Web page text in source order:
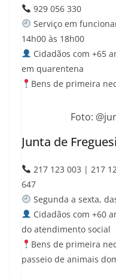
929 056 330
Serviço em
14h00 às 18h00
Cidadãos com +65
em quarentena
Bens de primeira
Foto:
Junta de
217 123 003 | 217
647
Segunda a sexta,
Cidadãos com +60
do atendimento social
Bens de primeira
passeio de animais